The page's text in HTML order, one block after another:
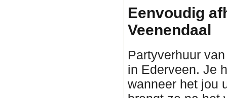
Eenvoudig
Veenendaal
Partyverhuur
in Ederveen. Je
wanneer het jou